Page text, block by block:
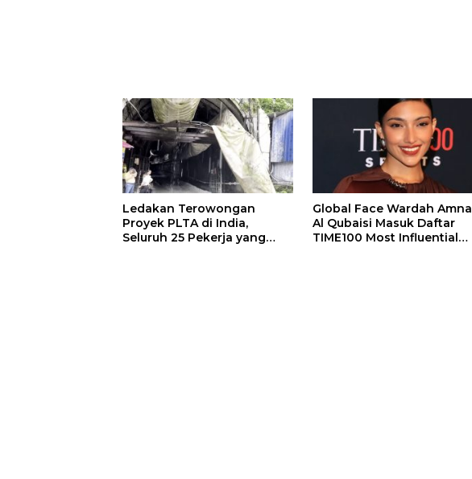
Ledakan Terowongan
Proyek PLTA di India,
Seluruh 25 Pekerja yang
Global Face Wardah Amna
Al Qubaisi Masuk Daftar
TIME100 Most Influential